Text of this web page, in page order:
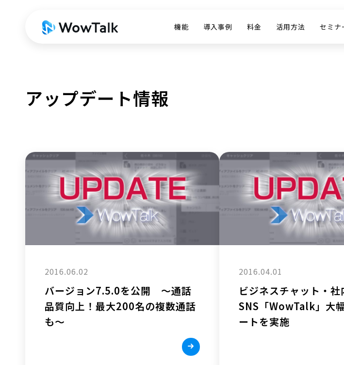
機能 導入事例 料金 活用方法 セミナ
アップデート情報
2016.06.02
バージョン7.5.0を公開 ～通話
品質向上！最大200名の複数通話
も～
2016.04.01
ビジネスチャット・社
SNS「WowTalk」大
ートを実施